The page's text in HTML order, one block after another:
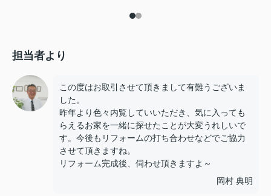
担当者より
この度はお取引させて頂きまして有難うございま
した。
昨年より色々内覧していいただき、気に入っても
らえるお家を一緒に探せたことが大変うれしいで
す。今後もリフォームの打ち合わせなどでご協力
させて頂きますね。
リフォーム完成後、伺わせ頂きますよ～
岡村 典明